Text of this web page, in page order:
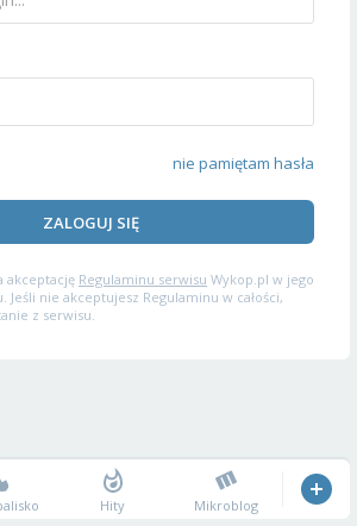
nie pamiętam hasła
ZALOGUJ SIĘ
akceptację Regulaminu serwisu Wykop.pl w jego
nie akceptujesz Regulaminu w całości,
z serwisu.
Hity Mikroblog